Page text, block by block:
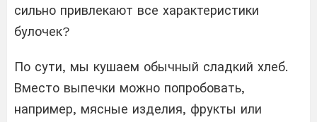
сильно привлекают все характеристики
булочек?
По сути, мы кушаем обычный сладкий хлеб.
Вместо выпечки можно попробовать,
например, мясные изделия, фрукты или